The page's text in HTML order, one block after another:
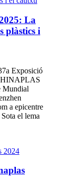
La
plàstics i
Exposició
Mundial
a epicentre
el lema